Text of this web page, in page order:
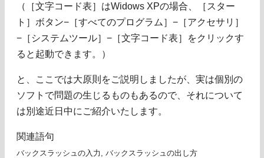
（［文字コード表］はWidows XPの場合、［スター
ト］ボタン−［すべてのプログラム］−［アクセサリ］
−［システムツール］−［文字コード表］をクリックす
ると起動できます。）
と、ここでは大原則をご説明しましたが、実は個別の
ソフトで問題の生じるものもあるので、それについて
は別途近日中にご紹介いたします。
関連語句
バックスラッシュの入力, バックスラッシュの出し方